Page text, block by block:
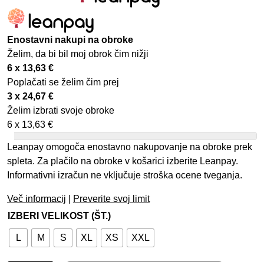
Enostavni nakupi na obroke
Želim, da bi bil moj obrok čim nižji
6 x 13,63 €
Poplačati se želim čim prej
3 x 24,67 €
Želim izbrati svoje obroke
6 x 13,63 €
Leanpay omogoča enostavno nakupovanje na obroke prek
spleta. Za plačilo na obroke v košarici izberite Leanpay.
Informativni izračun ne vključuje stroška ocene tveganja.
Več informacij
Preverite svoj limit
IZBERI VELIKOST (ŠT.)
L M S XL XS XXL